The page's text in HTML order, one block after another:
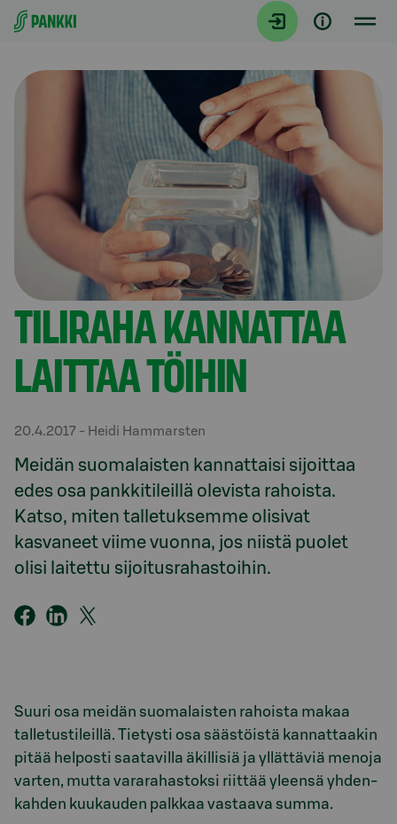
Siirry suoraan sisältöön
Artikkelit
TILIRAHA KANNATTAA
LAITTAA TÖIHIN
20.4.2017 - Heidi Hammarsten
Meidän suomalaisten kannattaisi sijoittaa
edes osa pankkitileillä olevista rahoista.
Katso, miten talletuksemme olisivat
kasvaneet viime vuonna, jos niistä puolet
olisi laitettu sijoitusrahastoihin.
Suuri osa meidän suomalaisten rahoista makaa
talletustileillä. Tietysti osa säästöistä kannattaakin
pitää helposti saatavilla äkillisiä ja yllättäviä menoja
varten, mutta vararahastoksi riittää yleensä yhden-
kahden kuukauden palkkaa vastaava summa.